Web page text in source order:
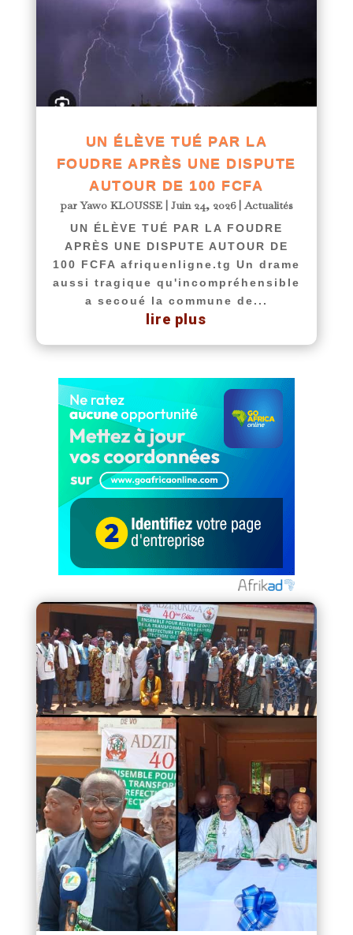
UN ÉLÈVE TUÉ PAR LA
FOUDRE APRÈS UNE DISPUTE
AUTOUR DE 100 FCFA
parYawo KLOUSSE| Juin 24, 2026|Actualités
UN ÉLÈVE TUÉ PAR LA FOUDRE
APRÈS UNE DISPUTE AUTOUR DE
100 FCFA afriquenligne.tg Un drame
aussi tragique qu'incompréhensible
a secoué la commune de...
lire plus